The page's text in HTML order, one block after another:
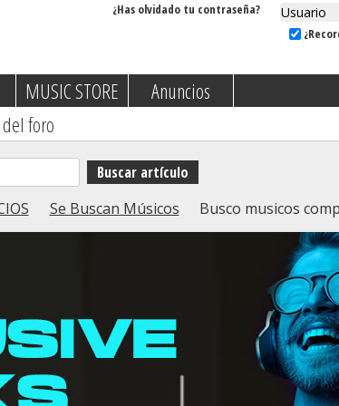
¿Has olvidado tu contraseña?
foro
MUSIC STORE
Anuncios
Se Buscan Músicos Busco musicos